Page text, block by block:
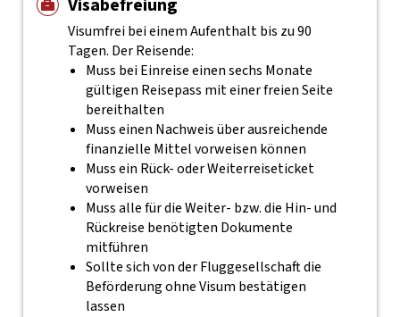
Visabefreiung
Visumfrei bei einem Aufenthalt bis zu 90
Tagen. Der Reisende:
Muss bei Einreise einen sechs Monate
gültigen Reisepass mit einer freien Seite
bereithalten
Muss einen Nachweis über ausreichende
finanzielle Mittel vorweisen können
Muss ein Rück- oder Weiterreiseticket
vorweisen
Muss alle für die Weiter- bzw. die Hin- und
Rückreise benötigten Dokumente
mitführen
Sollte sich von der Fluggesellschaft die
Beförderung ohne Visum bestätigen
lassen